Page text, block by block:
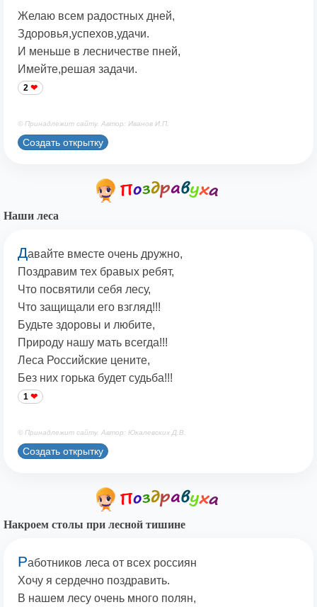
Желаю всем радостных дней,
Здоровья,успехов,удачи.
И меньше в лесничестве пней,
Имейте,решая задачи.
2
© Принадлежит сайту. Автор: Иванов И.П.
Создать открытку
Наши леса
Давайте вместе очень дружно,
Поздравим тех бравых ребят,
Что посвятили себя лесу,
Что защищали его взгляд!!!
Будьте здоровы и любите,
Природу нашу мать всегда!!!
Леса Российские цените,
Без них горька будет судьба!!!
1
© Принадлежит сайту. Автор: Юкалевских Д.В.
Создать открытку
Накроем столы при лесной тишине
Работников леса от всех россиян
Хочу я сердечно поздравить.
В нашем лесу очень много полян,